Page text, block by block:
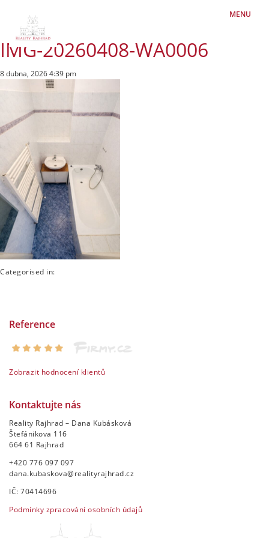
MENU
IMG-20260408-WA0006
8 dubna, 2026 4:39 pm
Categorised in:
Reference
Zobrazit hodnocení klientů
Kontaktujte nás
Reality Rajhrad – Dana Kubásková
Štefánikova 116
664 61 Rajhrad
+420 776 097 097
dana.kubaskova@realityrajhrad.cz
IČ: 70414696
Podmínky zpracování osobních údajů